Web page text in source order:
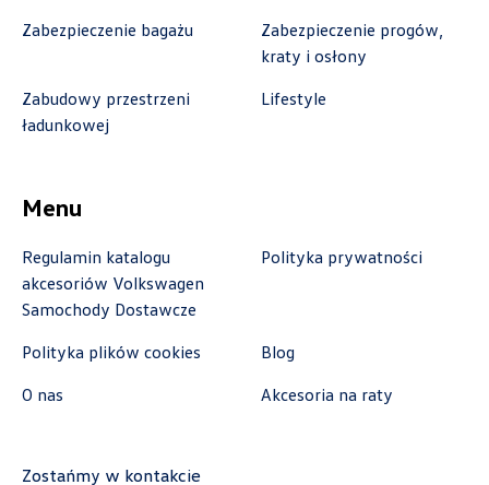
Benepol Szczecin
ul. Szczecińska 117, Szczecin - Radziszewo
+48 666 055 679
Berdychowski
+48 512 054 384
sklep@berdychowski.com.pl
Zabezpieczenie bagażu
Zabezpieczenie progów,
kraty i osłony
Zabudowy przestrzeni
ładunkowej
Lifestyle
Menu
Regulamin katalogu
akcesoriów Volkswagen
Samochody Dostawcze
Polityka prywatności
Polityka plików cookies
Blog
O nas
Akcesoria na raty
Zostańmy w kontakcie